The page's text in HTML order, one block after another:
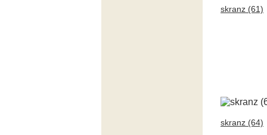
skranz (61)
skranz (64)